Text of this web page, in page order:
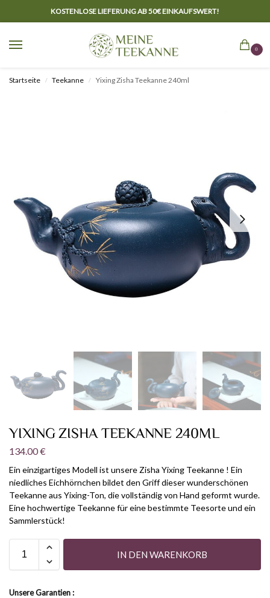
KOSTENLOSE LIEFERUNG AB 50€ EINKAUFSWERT!
0
Startseite / Teekanne / Yixing Zisha Teekanne 240ml
YIXING ZISHA TEEKANNE 240ML
134.00€
Ein einzigartiges Modell ist unsere Zisha Yixing Teekanne ! Ein
niedliches Eichhörnchen bildet den Griff dieser wunderschönen
Teekanne aus Yixing-Ton, die vollständig von Hand geformt wurde.
Eine hochwertige Teekanne für eine bestimmte Teesorte und ein
Sammlerstück!
IN DEN WARENKORB
Unsere Garantien :